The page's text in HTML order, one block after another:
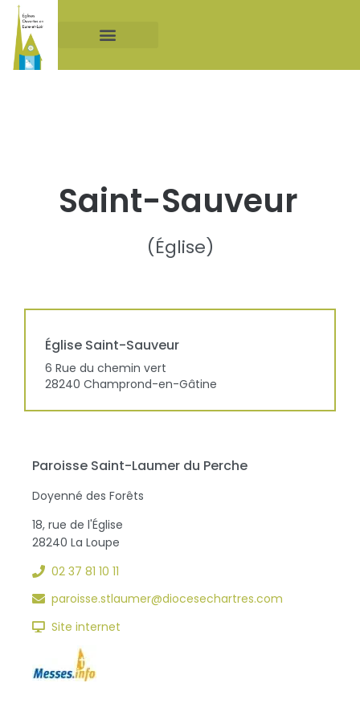
Saint-Sauveur
(Église)
Église Saint-Sauveur
6 Rue du chemin vert
28240 Champrond-en-Gâtine
Paroisse Saint-Laumer du Perche
Doyenné des Forêts
18, rue de l'Église
28240 La Loupe
02 37 81 10 11
paroisse.stlaumer@diocesechartres.com
Site internet